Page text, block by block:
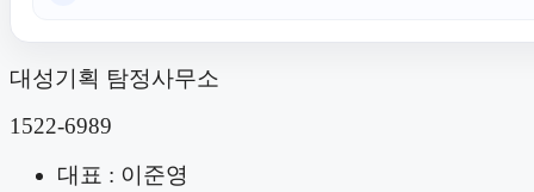
대성기획 탐정사무소
1522-6989
대표 : 이준영